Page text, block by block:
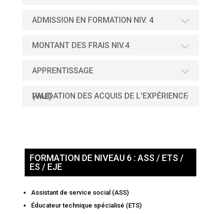
ADMISSION EN FORMATION NIV. 4
MONTANT DES FRAIS NIV.4
APPRENTISSAGE
VALIDATION DES ACQUIS DE L'EXPÉRIENCE (VAE)
FORMATION DE NIVEAU 6 : ASS / ETS /
ES / EJE
Assistant de service social (ASS)
Éducateur technique spécialisé (ETS)